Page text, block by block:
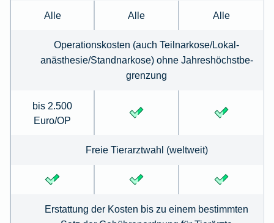
Alle Alle Alle
Operationskosten (auch Teilnarkose/Lokal­
anästhesie/Standnarkose) ohne Jahreshöchstbe­
grenzung
bis 2.500
Euro/OP
Freie Tierarztwahl (weltweit)
Erstattung der Kosten bis zu einem bestimmten